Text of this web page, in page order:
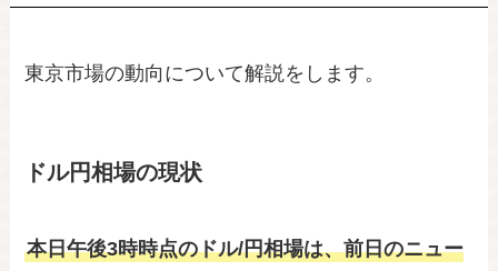
東京市場の動向について解説をします。
ドル円相場の現状
本日午後3時時点のドル/円相場は、前日のニュー